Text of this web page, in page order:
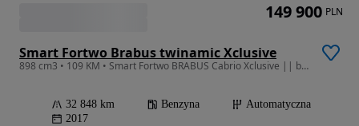
Smart Fortwo Brabus twinamic Xclusive
898 cm3 • 109 KM • Smart Fortwo BRABUS Cabrio Xclusive || bezywpadkowy || Pakiet Brabus
32 848 km Benzyna
Automatyczna
2017
149 900 PLN